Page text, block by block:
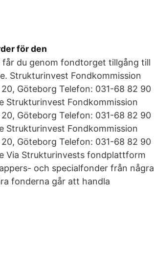
för den
du genom fondtorget tillgång till
Strukturinvest Fondkommission
Göteborg Telefon: 031-68 82 90
Strukturinvest Fondkommission
Göteborg Telefon: 031-68 82 90
Strukturinvest Fondkommission
Göteborg Telefon: 031-68 82 90
Via Strukturinvests fondplattform
och specialfonder från några
fonderna går att handla